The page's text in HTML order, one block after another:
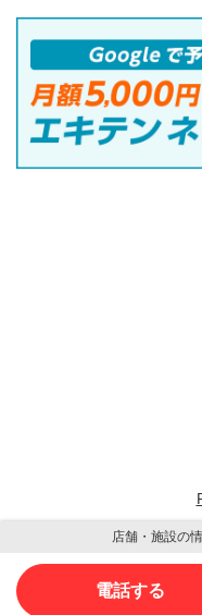
店舗・施設の
電話する